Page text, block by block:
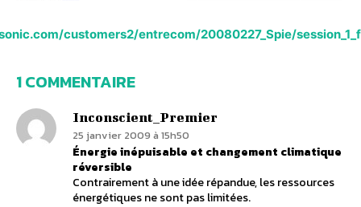
customers2/entrecom/20080227_Spie/
1 COMMENTAIRE
Inconscient_Premier
25 janvier 2009 à 15h50
Énergie inépuisable et changement climatique
réversible
Contrairement à une idée répandue, les ressources
énergétiques ne sont pas limitées.